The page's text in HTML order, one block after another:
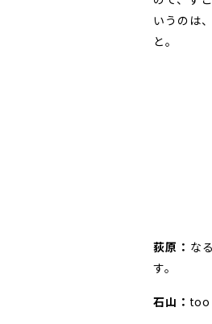
いうのは
と。
荻原： な
す。
石山： too